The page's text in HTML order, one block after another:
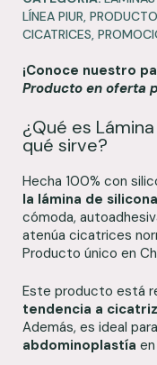
LÍNEA PIUR,
CICATRICES,
¡Conoce nuestro
Producto en oferta
¿Qué es
qué sirve?
Hecha 100% con
la lámina de
cómoda,
atenúa cicatrices
Producto único en
Este producto está
tendencia a
Además, es ideal
abdominoplastía